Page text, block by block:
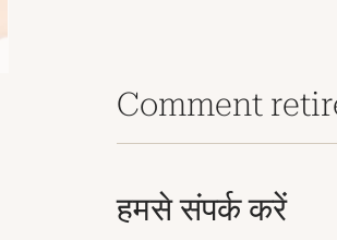
Comment
हमसे संपर्क करें